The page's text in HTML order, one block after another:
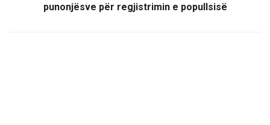
punonjësve për regjistrimin e popullsisë